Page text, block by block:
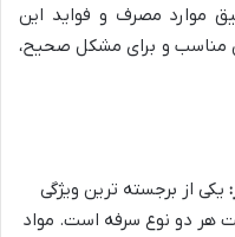
موارد مصرف و فواید این
مناسب و برای مشکل صحیح،
یکی از برجسته ترین ویژگی
هر دو نوع سرفه است. مواد